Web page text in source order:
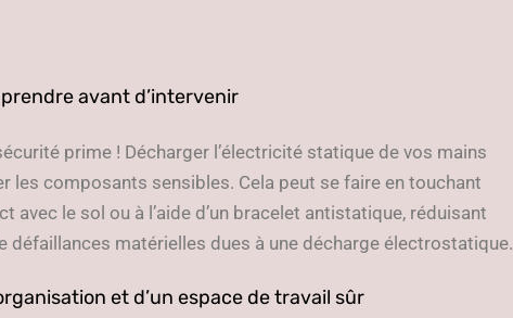
avant d’intervenir
prime ! Décharger l’électricité statique de vos mains
composants sensibles. Cela peut se faire en touchant
avec le sol ou à l’aide d’un bracelet antistatique, réduisant
défaillances matérielles dues à une décharge électrostatique.
et d’un espace de travail sûr